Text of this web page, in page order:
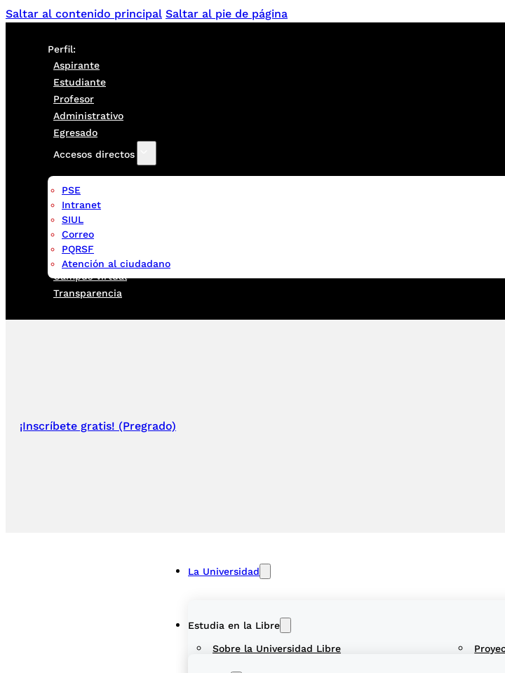
Saltar al contenido principal Saltar al pie de página
Perfil:
Aspirante
Estudiante
Profesor
Administrativo
Egresado
Accesos directos
PSE
Intranet
SIUL
Correo
PQRSF
Atención al ciudadano
Campus virtual
Transparencia
¡Inscríbete gratis! (Pregrado)
La Universidad
Sobre la Universidad Libre
Estudia en la Libre